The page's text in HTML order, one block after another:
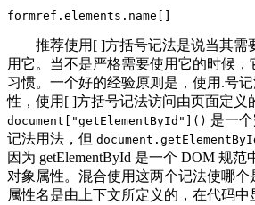
formref.elements.name[]
推荐使用[ ]方括号记法是说当其需
用它。当不是严格需要使用它的时候
习惯。一个好的经验原则是，使用.号
性，使用[ ]方括号记法访问由页面定义
document["getElementById"]() 是一
记法用法，但
因为 getElementById 是一个 DOM 规
对象属性。混合使用这两个记法使哪
属性名是由上下文所定义的，在代码中